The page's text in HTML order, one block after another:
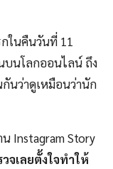
ในคืนวันที่ 11
บนโลกออนไลน์ ถึง
กันว่าดูเหมือนว่านัก
Instagram Story
จเลยตั้งใจทำให้